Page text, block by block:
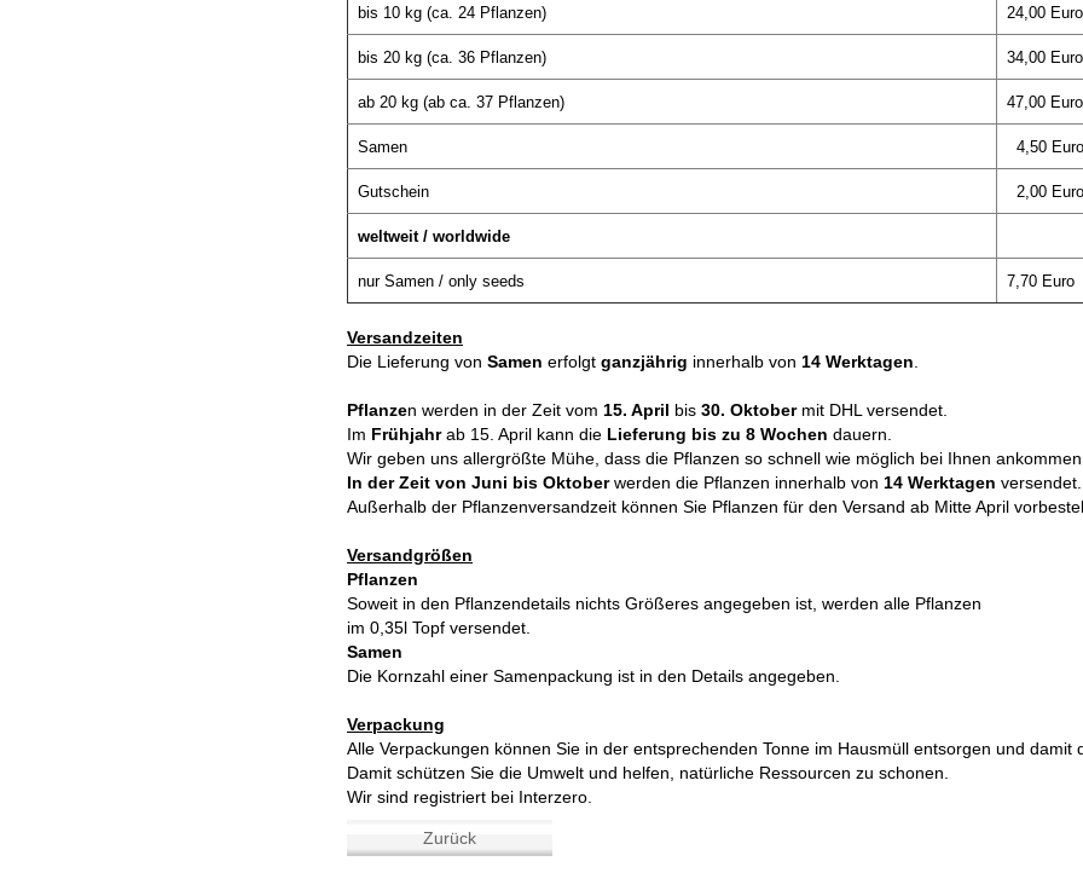
bis 10 kg (ca. 24 Pflanzen) 24,00 Euro
bis 20 kg (ca. 36 Pflanzen) 34,00 Euro
ab 20 kg (ab ca. 37 Pflanzen) 47,00 Euro
Samen 4,50 Euro
Gutschein 2,00 Euro
weltweit / worldwide
nur Samen / only seeds 7,70 Euro
Versandzeiten
Die Lieferung von Samen erfolgt ganzjährig innerhalb von 14 Werktagen
Pflanzen werden in der Zeit vom 15. April bis 30. Oktobermit DHL versendet.
Im Frühjahrab 15. April kann die Lieferung bis zu 8 Wochen dauern.
Wir geben uns allergrößte Mühe, dass die Pflanzen so schnell wie möglich bei Ihnen
In der Zeit von Juni bis Oktoberwerden die Pflanzen innerhalb von 14 Werktagen versendet.
Außerhalb der Pflanzenversandzeit können Sie Pflanzen für den Versand ab Mitte April
Versandgrößen
Pflanzen
Soweit in den Pflanzendetails nichts Größeres angegeben ist, werden alle Pflanzen
im 0,35l Topf versendet.
Samen
Die Kornzahl einer Samenpackung ist in den Details angegeben.
Verpackung
Alle Verpackungen können Sie in der entsprechenden Tonne im Hausmüll entsorgen und damit
Damit schützen Sie die Umwelt und helfen, natürliche Ressourcen zu schonen.
Wir sind registriert bei Interzero.
Zurück